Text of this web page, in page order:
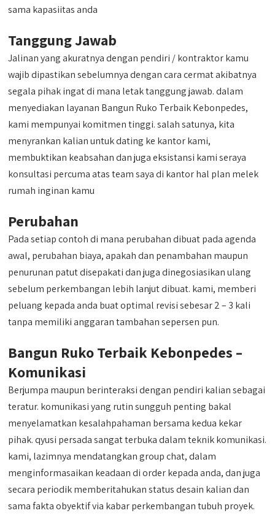
sama kapasiitas anda
Tanggung Jawab
Jalinan yang akuratnya dengan pendiri / kontraktor kamu
wajib dipastikan sebelumnya dengan cara cermat akibatnya
segala pihak ingat di mana letak tanggung jawab. dalam
menyediakan layanan Bangun Ruko Terbaik Kebonpedes,
kami mempunyai komitmen tinggi. salah satunya, kita
menyrankan kalian untuk dating ke kantor kami,
membuktikan keabsahan dan juga eksistansi kami seraya
konsultasi percuma atas team saya di kantor hal plan melek
rumah inginan kamu
Perubahan
Pada setiap contoh di mana perubahan dibuat pada agenda
awal, perubahan biaya, apakah dan penambahan maupun
penurunan patut disepakati dan juga dinegosiasikan ulang
sebelum perkembangan lebih lanjut dibuat. kami, memberi
peluang kepada anda buat optimal revisi sebesar 2 – 3 kali
tanpa memiliki anggaran tambahan sepersen pun.
Bangun Ruko Terbaik Kebonpedes –
Komunikasi
Berjumpa maupun berinteraksi dengan pendiri kalian sebagai
teratur. komunikasi yang rutin sungguh penting bakal
menyelamatkan kesalahpahaman bersama kedua kekar
pihak. qyusi persada sangat terbuka dalam teknik komunikasi.
kami, lazimnya mendatangkan group chat, dalam
menginformasaikan keadaan di order kepada anda, dan juga
secara periodik memberitahukan status desain kalian dan
sama fakta obyektif via kabar perkembangan tubuh proyek.